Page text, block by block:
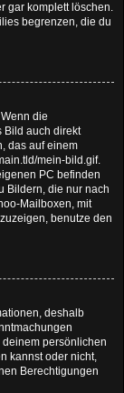
gar komplett löschen.
begrenzen, die du
die
Bild auch direkt
das auf einem
mein-bild.gif.
PC befinden
Bildern, die nur nach
Mailboxen, mit
benutze den
deshalb
persönlichen
kannst oder nicht,
Berechtigungen